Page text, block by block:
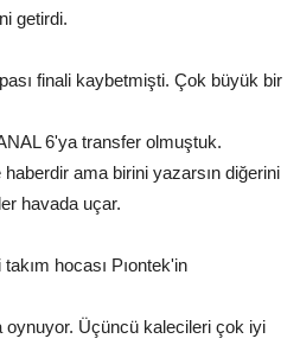
getirdi.
finali kaybetmişti. Çok büyük bir
6'ya transfer olmuştuk.
ama birini yazarsın diğerini
havada uçar.
hocası Pıontek'in
oynuyor. Üçüncü kalecileri çok iyi